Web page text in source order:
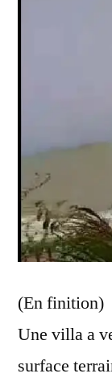
(En finition)
Une villa a
surface